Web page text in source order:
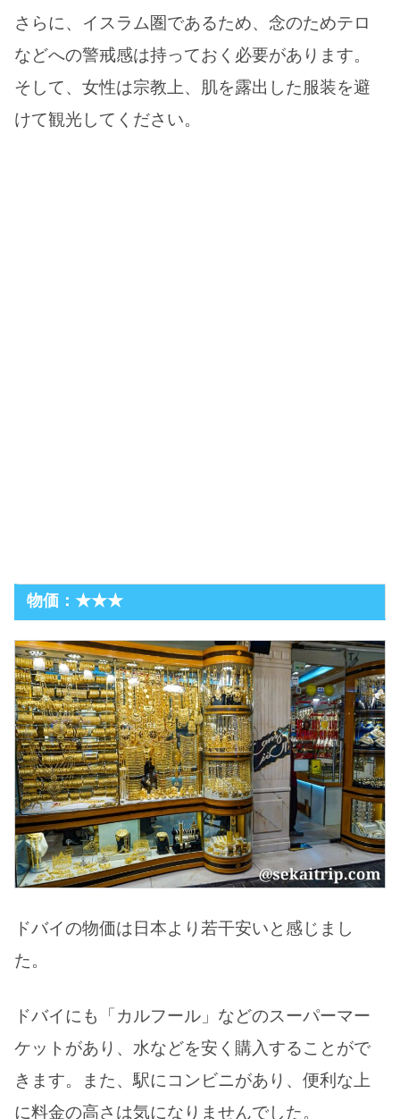
さらに、イスラム圏であるため、念のためテロ
などへの警戒感は持っておく必要があります。
そして、女性は宗教上、肌を露出した服装を避
けて観光してください。
物価：★★★
ドバイの物価は日本より若干安いと感じまし
た。
ドバイにも「カルフール」などのスーパーマー
ケットがあり、水などを安く購入することがで
きます。また、駅にコンビニがあり、便利な上
に料金の高さは気になりませんでした。